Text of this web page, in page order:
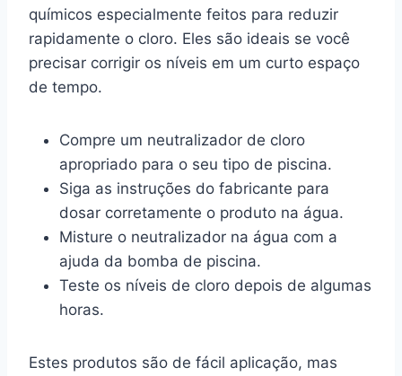
químicos especialmente feitos para reduzir
rapidamente o cloro. Eles são ideais se você
precisar corrigir os níveis em um curto espaço
de tempo.
Compre um neutralizador de cloro
apropriado para o seu tipo de piscina.
Siga as instruções do fabricante para
dosar corretamente o produto na água.
Misture o neutralizador na água com a
ajuda da bomba de piscina.
Teste os níveis de cloro depois de algumas
horas.
Estes produtos são de fácil aplicação, mas